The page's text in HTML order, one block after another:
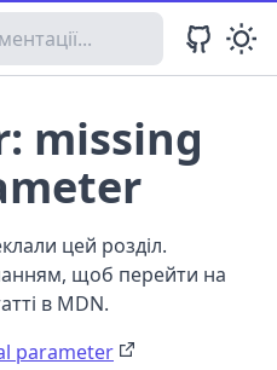
missing
цей розділ.
щоб перейти на
в MDN.
parameter